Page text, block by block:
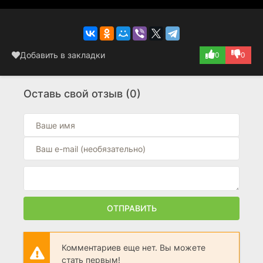
Добавить в закладки 0 0
Оставь свой отзыв (0)
ОТПРАВИТЬ
Комментариев еще нет. Вы можете
стать первым!